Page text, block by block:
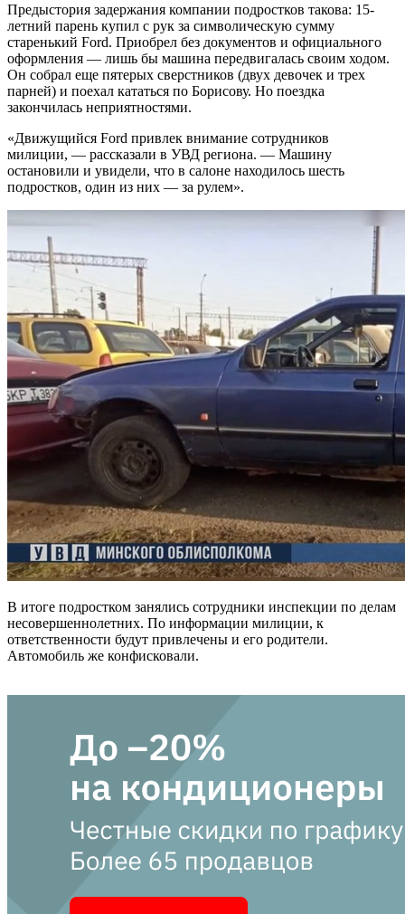
Предыстория задержания компании подростков такова: 15-
летний парень купил с рук за символическую сумму
старенький Ford. Приобрел без документов и официального
оформления — лишь бы машина передвигалась своим ходом.
Он собрал еще пятерых сверстников (двух девочек и трех
парней) и поехал кататься по Борисову. Но поездка
закончилась неприятностями.
«Движущийся Ford привлек внимание сотрудников
милиции, — рассказали в УВД региона. — Машину
остановили и увидели, что в салоне находилось шесть
подростков, один из них — за рулем».
В итоге подростком занялись сотрудники инспекции по делам
несовершеннолетних. По информации милиции, к
ответственности будут привлечены и его родители.
Автомобиль же конфисковали.